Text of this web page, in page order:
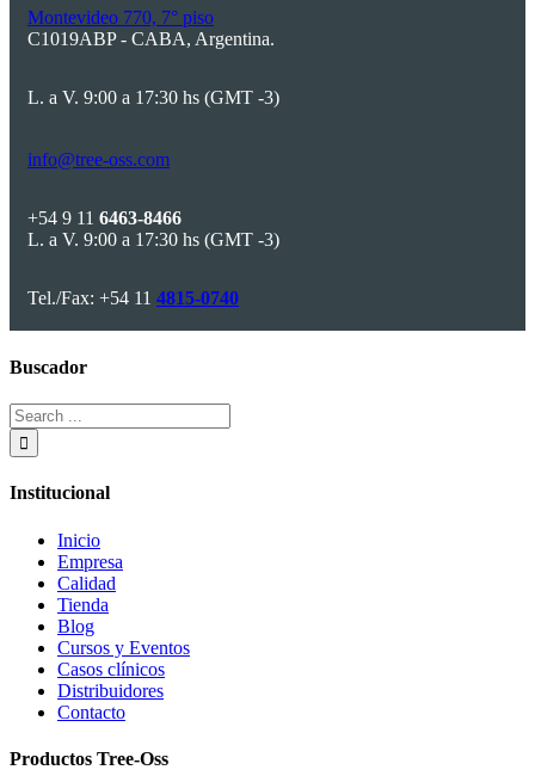
Montevideo 770, 7° piso
C1019ABP - CABA, Argentina.
L. a V. 9:00 a 17:30 hs (GMT -3)
info@tree-oss.com
+54 9 11 6463-8466
L. a V. 9:00 a 17:30 hs (GMT -3)
Tel./Fax: +54 11 4815-0740
Buscador
Search
for:
Institucional
Inicio
Empresa
Calidad
Tienda
Blog
Cursos y Eventos
Casos clínicos
Distribuidores
Contacto
Productos Tree-Oss